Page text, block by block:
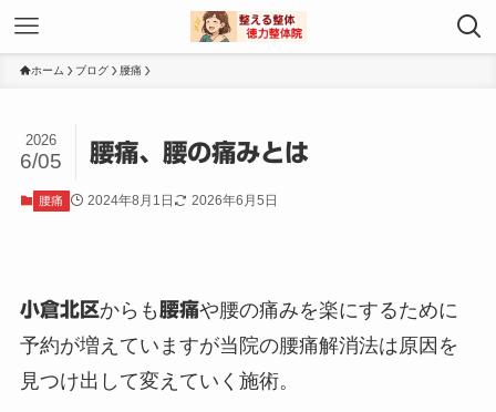
ホーム ブログ 腰痛
腰痛、腰の痛みとは
2026
6/05
腰痛 2024年8月1日 2026年6月5日
小倉北区からも腰痛や腰の痛みを楽にするために
予約が増えていますが当院の腰痛解消法は原因を
見つけ出して変えていく施術。